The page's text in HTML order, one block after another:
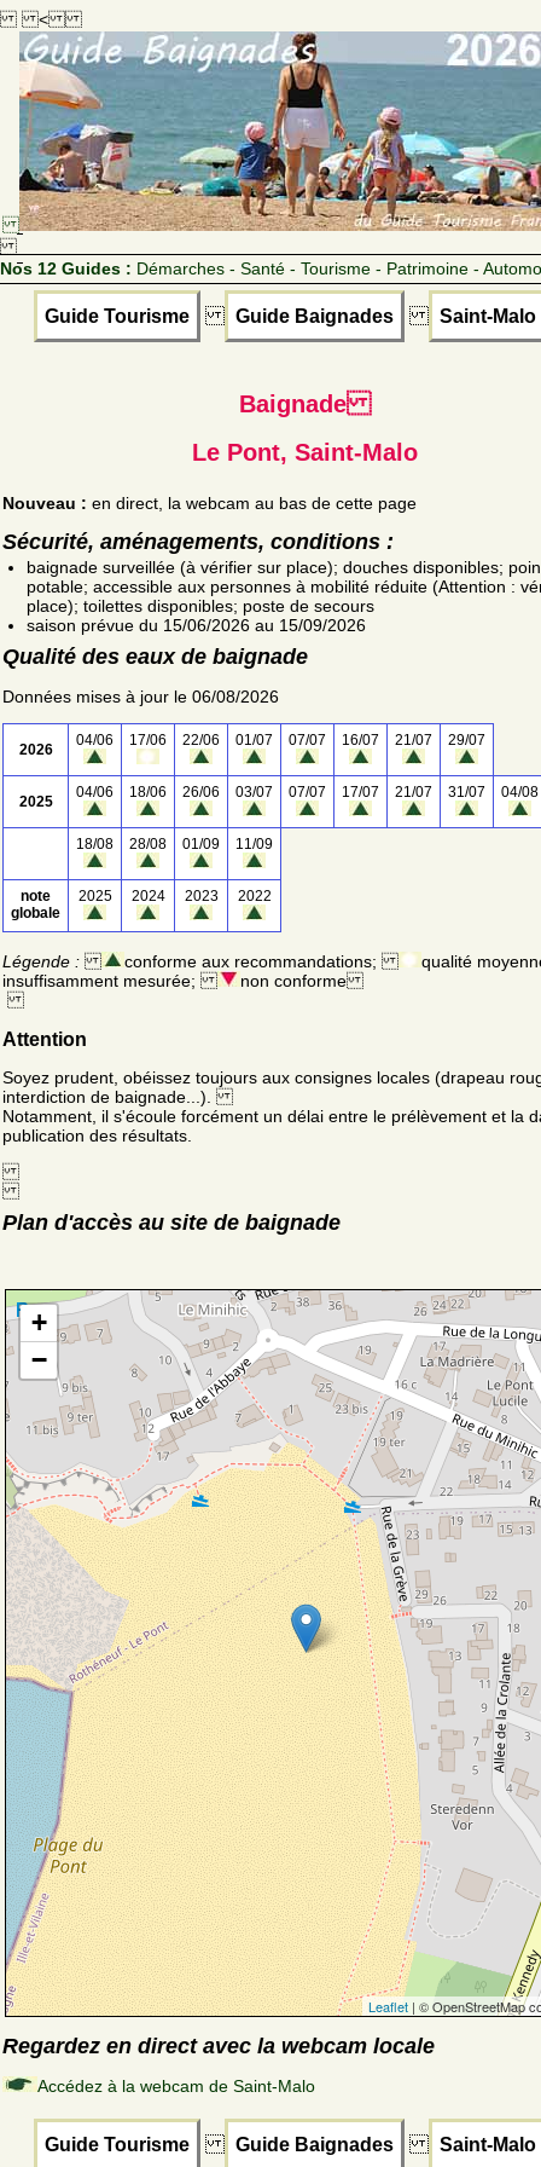
<
Nos 12 Guides : Démarches - Santé - Tourisme - Patrimoine -
Guide Tourisme Guide Baignades Saint-Malo
Baignade
Le Pont, Saint-Malo
Nouveau : en direct, la webcam au bas de cette page
Sécurité, aménagements, conditions :
baignade surveillée (à vérifier sur place); douches disponibles;
potable; accessible aux personnes à mobilité réduite (Attention :
place); toilettes disponibles; poste de secours
saison prévue du 15/06/2026 au 15/09/2026
Qualité des eaux de baignade
Données mises à jour le 06/08/2026
2026
04/06 17/06 22/06 01/07 07/07 16/07 21/07 29/07
2025
04/06 18/06 26/06 03/07 07/07 17/07 21/07 31/07 04/08
18/08 28/08 01/09 11/09
note
globale
2025 2024 2023 2022
Légende : conforme aux recommandations;
qualité
insuffisamment mesurée;
non conforme
Attention
Soyez prudent, obéissez toujours aux consignes locales (drapeau
interdiction de baignade...).
Notamment, il s'écoule forcément un délai entre le prélèvement et la
publication des résultats.
Plan d'accès au site de baignade
+
−
Leaflet | © OpenStreetMap
Regardez en direct avec la webcam locale
Accédez à la webcam de Saint-Malo
Guide Tourisme Guide Baignades Saint-Malo